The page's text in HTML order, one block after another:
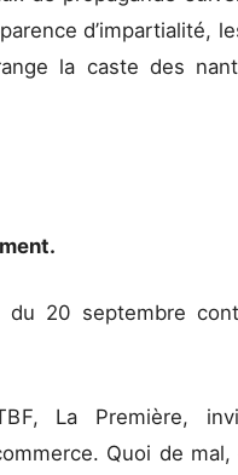
d’impartialité,
la caste des
20 septembre
La Première,
Quoi de mal,